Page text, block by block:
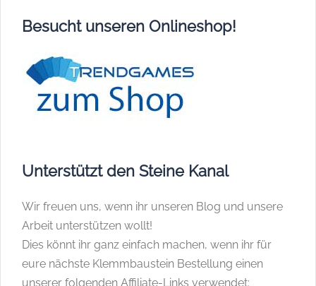
Besucht unseren Onlineshop!
Unterstützt den Steine Kanal
Wir freuen uns, wenn ihr unseren Blog und unsere
Arbeit unterstützen wollt!
Dies könnt ihr ganz einfach machen, wenn ihr für
eure nächste Klemmbaustein Bestellung einen
unserer folgenden Affiliate-Links verwendet: